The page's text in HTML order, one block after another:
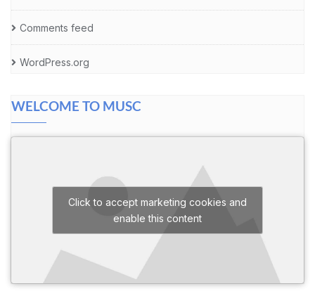
Comments feed
WordPress.org
WELCOME TO MUSC
Click to accept marketing cookies and
enable this content